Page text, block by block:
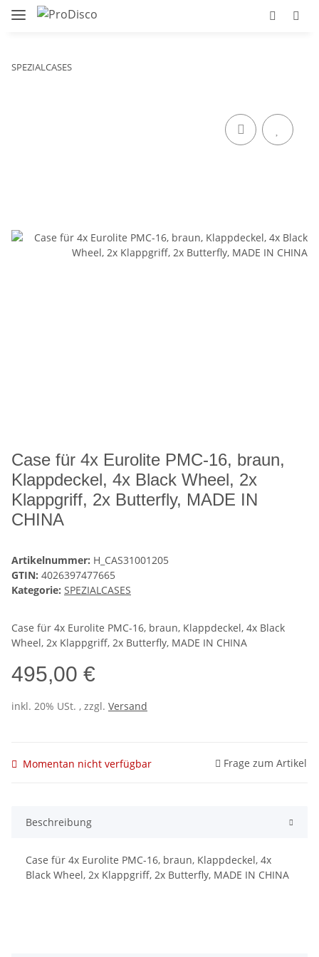
SPEZIALCASES
Case für 4x Eurolite PMC-16, braun,
Klappdeckel, 4x Black Wheel, 2x
Klappgriff, 2x Butterfly, MADE IN
CHINA
Artikelnummer: H_CAS31001205
GTIN: 4026397477665
Kategorie: SPEZIALCASES
Case für 4x Eurolite PMC-16, braun, Klappdeckel, 4x Black
Wheel, 2x Klappgriff, 2x Butterfly, MADE IN CHINA
495,00 €
inkl. 20% USt. , zzgl. Versand
Momentan nicht verfügbar Frage zum Artikel
Beschreibung
Case für 4x Eurolite PMC-16, braun, Klappdeckel, 4x
Black Wheel, 2x Klappgriff, 2x Butterfly, MADE IN CHINA